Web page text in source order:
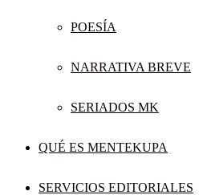
POESÍA
NARRATIVA BREVE
SERIADOS MK
QUÉ ES MENTEKUPA
SERVICIOS EDITORIALES